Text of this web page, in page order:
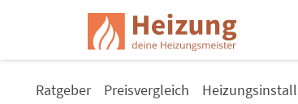
Ratgeber Preisvergleich